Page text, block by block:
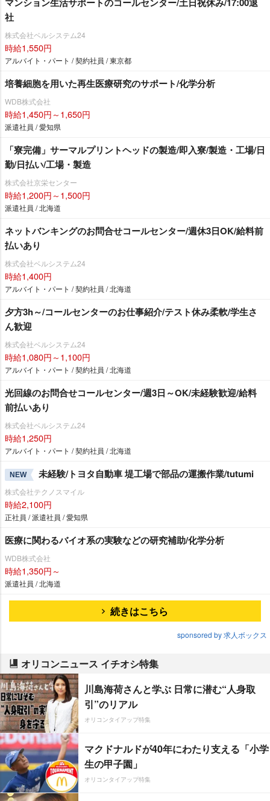
社
株式会社ベルシステム24
時給1,550円
アルバイト・パート / 契約社員 / 東京都
培養細胞を用いた再生医療研究のサポート/化学分析
WDB株式会社
時給1,450円～1,650円
派遣社員 / 愛知県
「寮完備」サーマルプリントヘッドの製造/即入寮/製造・工場/日
勤/日払い/工場・製造
株式会社京栄センター
時給1,200円～1,500円
派遣社員 / 北海道
ネットバンキングのお問合せコールセンター/週休3日OK/給料前
払いあり
株式会社ベルシステム24
時給1,400円
アルバイト・パート / 契約社員 / 北海道
夕方3h～/コールセンターのお仕事紹介/テスト休み柔軟/学生さ
ん歓迎
株式会社ベルシステム24
時給1,080円～1,100円
アルバイト・パート / 契約社員 / 北海道
光回線のお問合せコールセンター/週3日～OK/未経験歓迎/給料
前払いあり
株式会社ベルシステム24
時給1,250円
アルバイト・パート / 契約社員 / 北海道
NEW 未経験/トヨタ自動車 堤工場で部品の運搬作業/tutumi
株式会社テクノスマイル
時給2,100円
正社員 / 派遣社員 / 愛知県
医療に関わるバイオ系の実験などの研究補助/化学分析
WDB株式会社
時給1,350円～
派遣社員 / 北海道
続きはこちら
sponsored by 求人ボックス
オリコンニュース イチオシ特集
川島海荷さんと学ぶ 日常に潜む“人身取
引”のリアル
オリコンタイアップ特集
マクドナルドが40年にわたり支える「小学
生の甲子園」
オリコンタイアップ特集